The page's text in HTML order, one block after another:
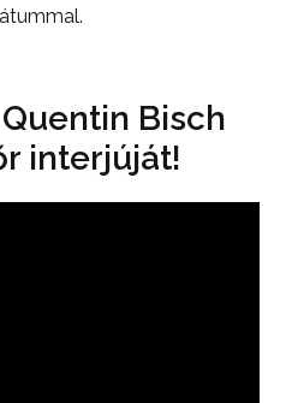
Bisch
interjúját!